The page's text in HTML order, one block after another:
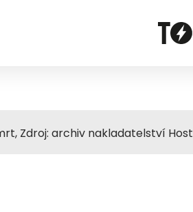
Zdroj: archiv nakladatelství Host